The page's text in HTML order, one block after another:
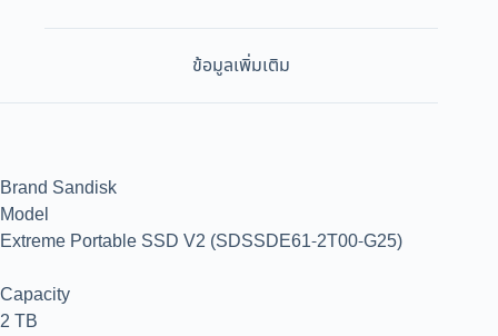
ข้อมูลเพิ่มเติม
Brand Sandisk
Model
Extreme Portable SSD V2 (SDSSDE61-2T00-G25)
Capacity
2 TB